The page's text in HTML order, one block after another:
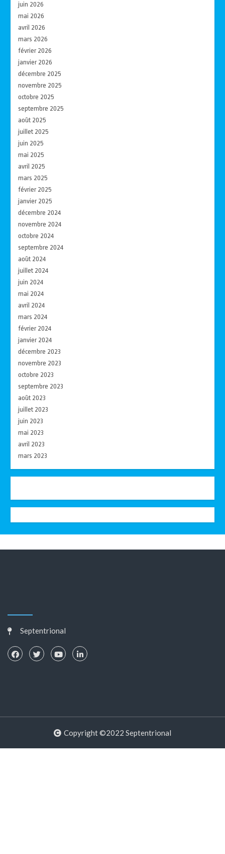
juin 2026
mai 2026
avril 2026
mars 2026
février 2026
janvier 2026
décembre 2025
novembre 2025
octobre 2025
septembre 2025
août 2025
juillet 2025
juin 2025
mai 2025
avril 2025
mars 2025
février 2025
janvier 2025
décembre 2024
novembre 2024
octobre 2024
septembre 2024
août 2024
juillet 2024
juin 2024
mai 2024
avril 2024
mars 2024
février 2024
janvier 2024
décembre 2023
novembre 2023
octobre 2023
septembre 2023
août 2023
juillet 2023
juin 2023
mai 2023
avril 2023
mars 2023
Septentrional
Copyright ©2022 Septentrional